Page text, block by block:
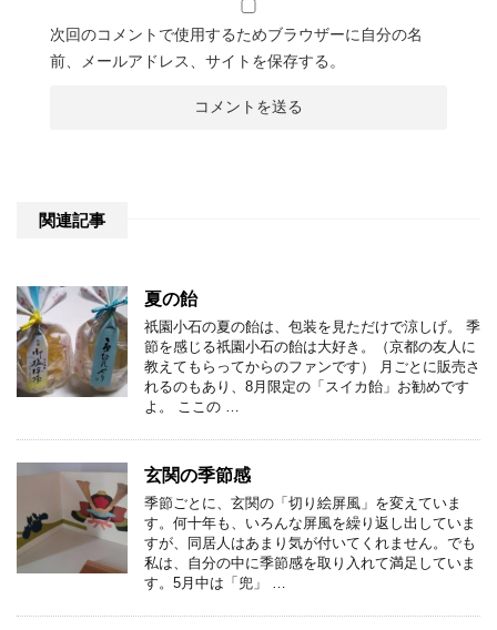
次回のコメントで使用するためブラウザーに自分の名
前、メールアドレス、サイトを保存する。
関連記事
夏の飴
祇園小石の夏の飴は、包装を見ただけで涼しげ。 季
節を感じる祇園小石の飴は大好き。（京都の友人に
教えてもらってからのファンです） 月ごとに販売さ
れるのもあり、8月限定の「スイカ飴」お勧めです
よ。 ここの …
玄関の季節感
季節ごとに、玄関の「切り絵屏風」を変えていま
す。何十年も、いろんな屏風を繰り返し出していま
すが、同居人はあまり気が付いてくれません。でも
私は、自分の中に季節感を取り入れて満足していま
す。5月中は「兜」 …